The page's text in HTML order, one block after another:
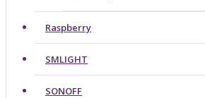
Raspberry
SMLIGHT
SONOFF